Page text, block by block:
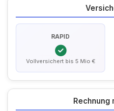
RAPID
Vollversichert bis 5 Mio €
Rechnung